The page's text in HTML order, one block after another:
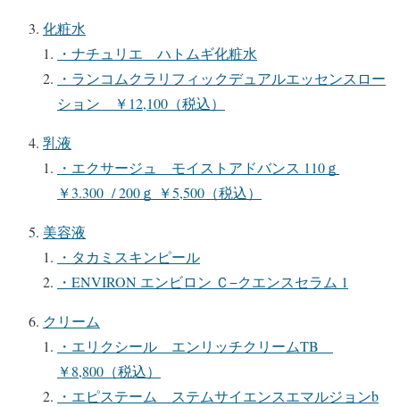
化粧水
・ナチュリエ ハトムギ化粧水
・ランコムクラリフィックデュアルエッセンスロー
ション ￥12,100（税込）
乳液
・エクサージュ モイストアドバンス 110ｇ
￥3.300 / 200ｇ ￥5,500（税込）
美容液
・タカミスキンピール
・ENVIRON エンビロン Ｃ−クエンスセラム 1
クリーム
・エリクシール エンリッチクリームTB
￥8,800（税込）
・エピステーム ステムサイエンスエマルジョンb